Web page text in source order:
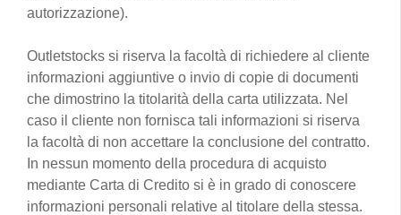
autorizzazione).
Outletstocks si riserva la facoltà di richiedere al cliente
informazioni aggiuntive o invio di copie di documenti
che dimostrino la titolarità della carta utilizzata. Nel
caso il cliente non fornisca tali informazioni si riserva
la facoltà di non accettare la conclusione del contratto.
In nessun momento della procedura di acquisto
mediante Carta di Credito si è in grado di conoscere
informazioni personali relative al titolare della stessa.